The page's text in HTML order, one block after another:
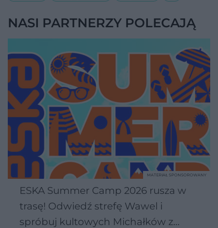
NASI PARTNERZY POLECAJĄ
ESKA Summer Camp 2026 rusza w
trasę! Odwiedź strefę Wawel i
spróbuj kultowych Michałków z
MATERIAŁ SPONSOROWANY